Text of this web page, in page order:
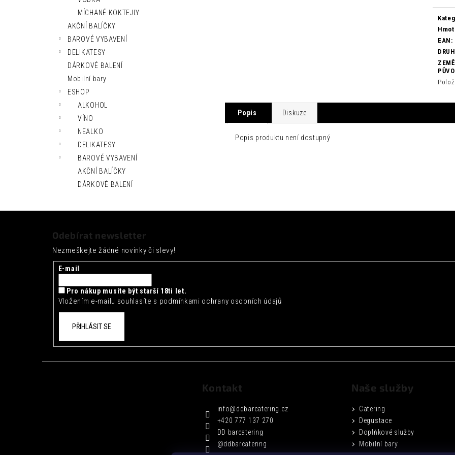
MÍCHANÉ KOKTEJLY
AKČNÍ BALÍČKY
BAROVÉ VYBAVENÍ
DELIKATESY
DÁRKOVÉ BALENÍ
Mobilní bary
ESHOP
ALKOHOL
VÍNO
NEALKO
DELIKATESY
BAROVÉ VYBAVENÍ
AKČNÍ BALÍČKY
DÁRKOVÉ BALENÍ
cena:
EAN :
DRUH
ZEMĚ
Popis Diskuze
Popis produktu není dostupný
Odebírat newsletter
Nezmeškejte žádné novinky či slevy!
E-mail
Pro nákup musíte být starší 18ti let.
Vložením e-mailu souhlasíte s podmínkami ochrany osobních údajů
PŘIHLÁSIT SE
Kontakt
info@ddbarcatering.cz
+420 777 137 270
DD barcatering
@ddbarcatering
Naše služby
Catering
Degustace
Doplňkové služby
Mobilní bary